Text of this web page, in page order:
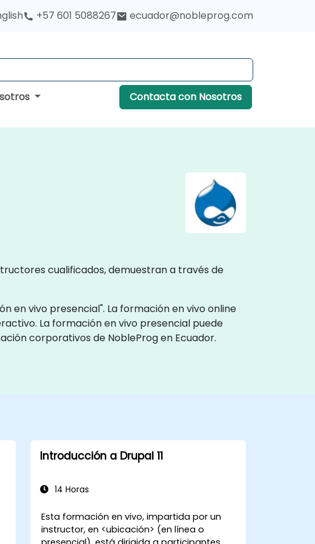
+57 601 5088267 ecuador@nobleprog.com
Contacta con Nosotros
cualificados, demuestran a través de
en vivo presencial". La formación en vivo online
La formación en vivo presencial puede
corporativos de NobleProg en Ecuador.
Introducción a Drupal 11
14 Horas
Esta formación en vivo, impartida por un
instructor, en <ubicación> (en línea o